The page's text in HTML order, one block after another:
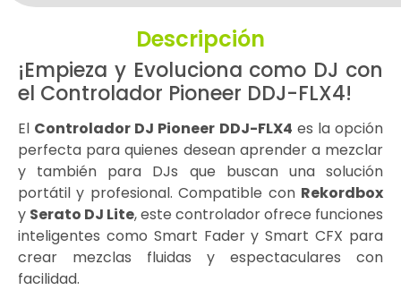
Descripción
¡Empieza y Evoluciona como DJ con
el Controlador Pioneer DDJ-FLX4!
El Controlador DJ Pioneer DDJ-FLX4 es la opción
perfecta para quienes desean aprender a mezclar
y también para DJs que buscan una solución
portátil y profesional. Compatible con Rekordbox
y Serato DJ Lite, este controlador ofrece funciones
inteligentes como Smart Fader y Smart CFX para
crear mezclas fluidas y espectaculares con
facilidad.